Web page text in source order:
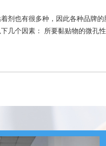
剂也有很多种，因此各种品牌
孔性：由于胶带的黏贴